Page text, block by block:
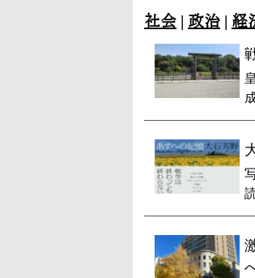
社会| 政治| 経